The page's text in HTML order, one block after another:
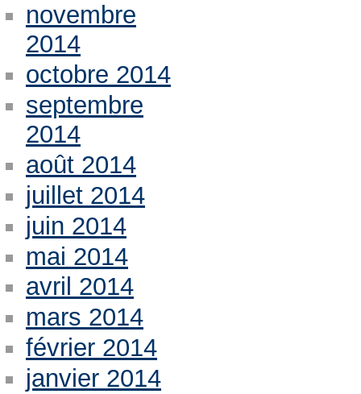
novembre
2014
octobre 2014
septembre
2014
août 2014
juillet 2014
juin 2014
mai 2014
avril 2014
mars 2014
février 2014
janvier 2014